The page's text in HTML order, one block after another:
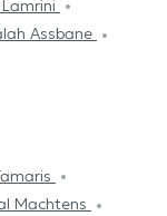
Assbane
Machtens